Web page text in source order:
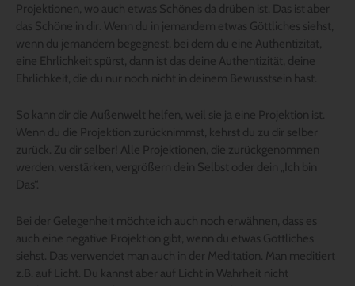
Projektionen, wo auch etwas Schönes da drüben ist. Das ist aber
das Schöne in dir. Wenn du in jemandem etwas Göttliches siehst,
wenn du jemandem begegnest, bei dem du eine Authentizität,
eine Ehrlichkeit spürst, dann ist das deine Authentizität, deine
Ehrlichkeit, die du nur noch nicht in deinem Bewusstsein hast.
So kann dir die Außenwelt helfen, weil sie ja eine Projektion ist.
Wenn du die Projektion zurücknimmst, kehrst du zu dir selber
zurück. Zu dir selber! Alle Projektionen, die zurückgenommen
werden, verstärken, vergrößern dein Selbst oder dein „Ich bin
Das“.
Bei der Gelegenheit möchte ich auch noch erwähnen, dass es
auch eine negative Projektion gibt, wenn du etwas Göttliches
siehst. Das verwendet man auch in der Meditation. Man meditiert
z.B. auf Licht. Du kannst aber auf Licht in Wahrheit nicht